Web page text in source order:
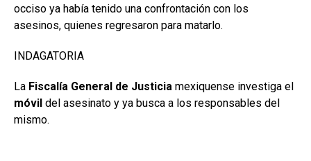
occiso ya había tenido una confrontación con los
asesinos, quienes regresaron para matarlo.
INDAGATORIA
La Fiscalía General de Justicia mexiquense investiga el
móvil del asesinato y ya busca a los responsables del
mismo.